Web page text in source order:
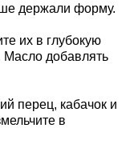
держали форму.
их в глубокую
Масло добавлять
перец, кабачок и
в